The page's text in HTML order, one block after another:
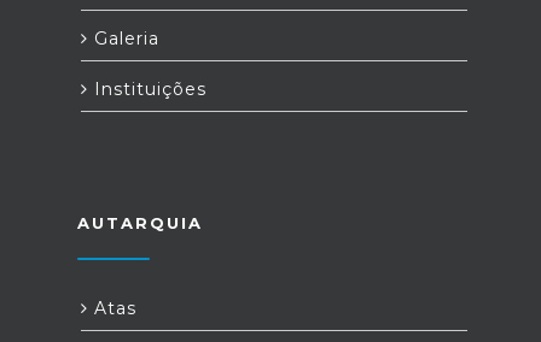
Galeria
Instituições
AUTARQUIA
Atas